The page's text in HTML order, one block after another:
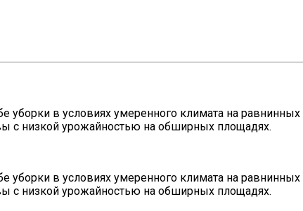
уборки в условиях умеренного климата на равнинных
с низкой урожайностью на обширных площадях.
уборки в условиях умеренного климата на равнинных
с низкой урожайностью на обширных площадях.